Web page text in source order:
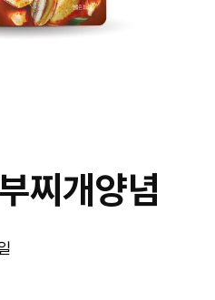
찌개양념